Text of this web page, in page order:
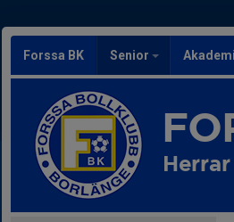
Forssa BK Senior Akademi